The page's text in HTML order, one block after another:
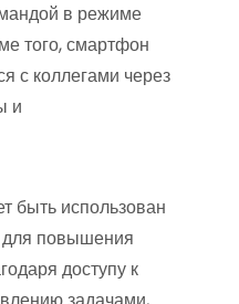
в режиме
того, смартфон
с коллегами через
и
быть использован
повышения
доступу к